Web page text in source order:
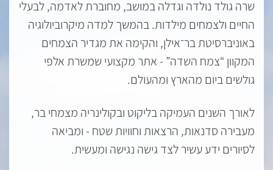
שרה גולד נולדה וגדלה במושב, מחוברת לאדמה, לבעלי
החיים ולצמחים מילדות. בהמשך למדה מיקרוביולוגיה
באוניברסיטת בר־אילן, והקימה את מגדיר הצמחים
המקוון “צמח השדה” - אתר מקצועי שמשרת אלפי
גולשים ביום מהארץ ומהעולם.
לאורך השנים העמיקה בליקוט ובקולינריה מצמחי בר,
מעבירה סדנאות, הרצאות וחוויות שטח - ומביאה
לסיורים ידע עשיר לצד גישה נגישה ומעשית.